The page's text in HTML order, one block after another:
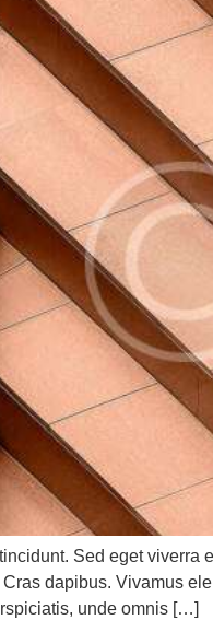
Sed eget
dapibus. Vivamus
unde omnis […]